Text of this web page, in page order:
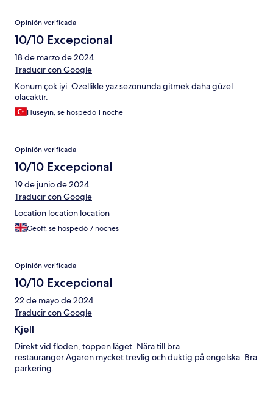
Opinión verificada
10/10 Excepcional
18 de marzo de 2024
Traducir con Google
Konum çok iyi. Özellikle yaz sezonunda gitmek daha güzel
olacaktır.
Hüseyin, se hospedó 1 noche
Opinión verificada
10/10 Excepcional
19 de junio de 2024
Traducir con Google
Location location location
Geoff, se hospedó 7 noches
Opinión verificada
10/10 Excepcional
22 de mayo de 2024
Traducir con Google
Kjell
Direkt vid floden, toppen läget. Nära till bra
restauranger.Ägaren mycket trevlig och duktig på engelska. Bra
parkering.